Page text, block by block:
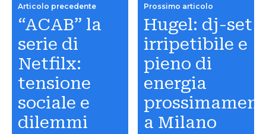
Articolo precedente
“ACAB” la
serie di
Netfilx:
tensione
sociale e
dilemmi
Prossimo articolo
Hugel: dj-set
irripetibile e
pieno di
energia
a Milano